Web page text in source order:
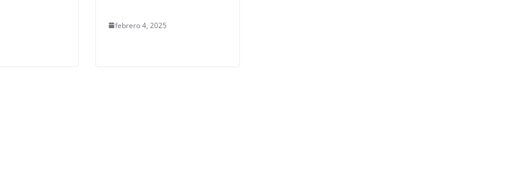
febrero 4, 2025